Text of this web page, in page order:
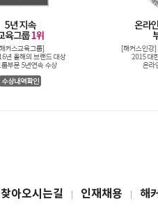
찾아오시는길 인재채용 해